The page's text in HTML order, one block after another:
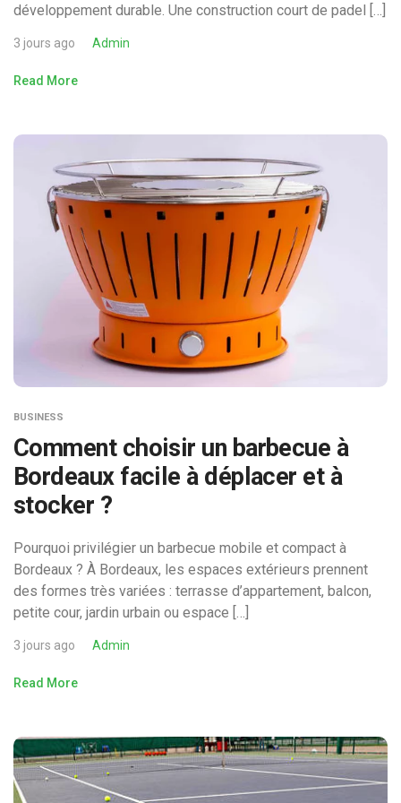
développement durable. Une construction court de padel […]
3 jours ago Admin
Read More
BUSINESS
Comment choisir un barbecue à
Bordeaux facile à déplacer et à
stocker ?
Pourquoi privilégier un barbecue mobile et compact à
Bordeaux ? À Bordeaux, les espaces extérieurs prennent
des formes très variées : terrasse d’appartement, balcon,
petite cour, jardin urbain ou espace […]
3 jours ago Admin
Read More